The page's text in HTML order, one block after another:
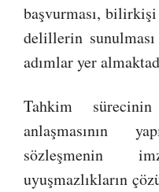
başvurması, bilirkişi
delillerin
adımlar yer
Tahkim
anlaşmasının
sözleşmenin
uyuşmazlıkların